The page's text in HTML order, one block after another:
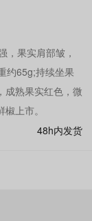
，果实肩部皱，
约65g;持续坐果
成熟果实红色，微
上市。
48h内发货